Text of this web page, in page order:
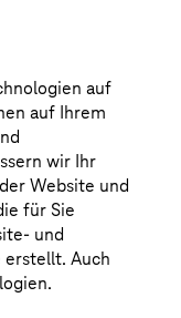
für
zu
Die
Daten und
Branchen
sind
auf
auf Ihrem
wir Ihr
Website und
für Sie
und
Auch